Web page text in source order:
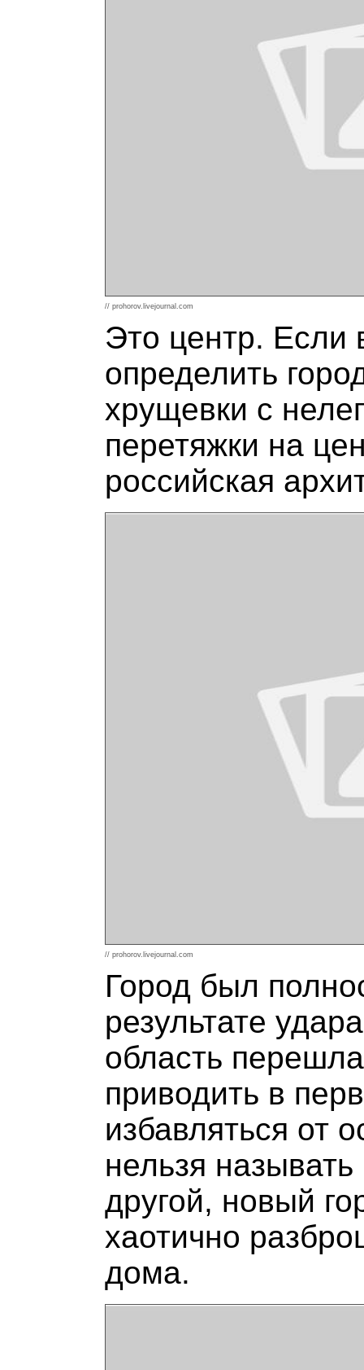
// prohorov.livejournal.com
Это центр. Если
определить
хрущевки с
перетяжки на
российская
// prohorov.livejournal.com
Город был
результате
область
приводить в
избавляться от
нельзя
другой, новый
хаотично
дома.